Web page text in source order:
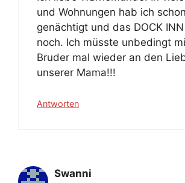
und Wohnungen hab ich schon
genächtigt und das DOCK
noch. Ich müsste unbedingt
Bruder mal wieder an den
unserer Mama!!!
Antworten
Swanni